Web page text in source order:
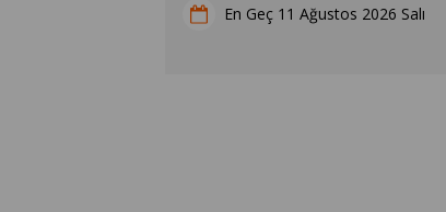
En Geç 11 Ağustos 2026 Salı